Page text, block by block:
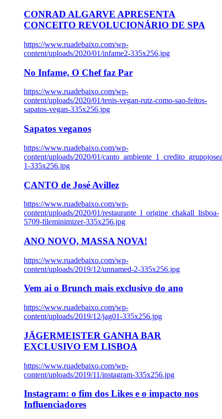
CONRAD ALGARVE APRESENTA
CONCEITO REVOLUCIONÁRIO DE SPA
https://www.ruadebaixo.com/wp-
content/uploads/2020/01/infame2-335x256.jpg
No Infame, O Chef faz Par
https://www.ruadebaixo.com/wp-
content/uploads/2020/01/tenis-vegan-rutz-como-sao-feitos-
sapatos-vegan-335x256.jpg
Sapatos veganos
https://www.ruadebaixo.com/wp-
content/uploads/2020/01/
1-335x256.jpg
CANTO de José Avillez
https://www.ruadebaixo.com/wp-
content/uploads/2020/01/restaurante_l_origine_chakall_lisboa-
5709-fileminimizer-335x256.jpg
ANO NOVO, MASSA NOVA!
https://www.ruadebaixo.com/wp-
content/uploads/2019/12/unnamed-2-335x256.jpg
Vem ai o Brunch mais exclusivo do ano
https://www.ruadebaixo.com/wp-
content/uploads/2019/12/jag01-335x256.jpg
JÄGERMEISTER GANHA BAR
EXCLUSIVO EM LISBOA
https://www.ruadebaixo.com/wp-
content/uploads/2019/11/instagram-335x256.jpg
Instagram: o fim dos Likes e o impacto nos
Influenciadores